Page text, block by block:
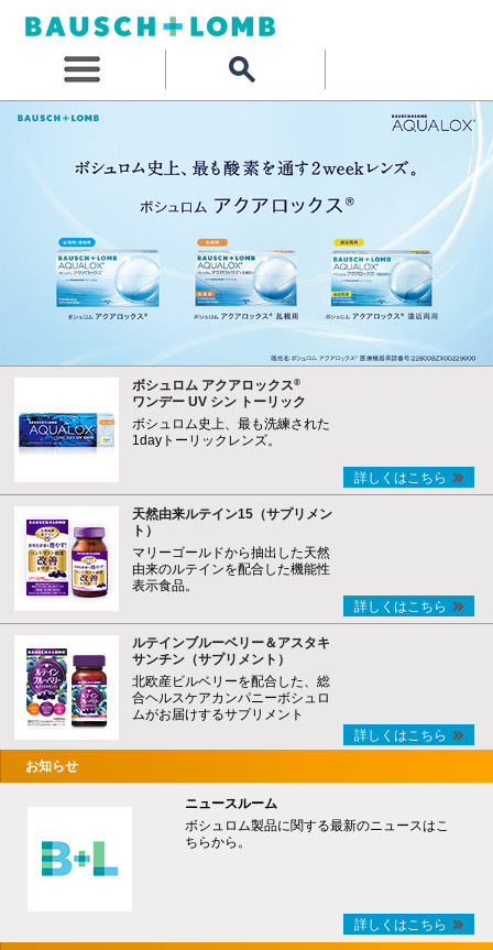
ボシュロム アクアロックス®
ワンデー UV シン トーリック
ボシュロム史上、最も洗練された
1dayトーリックレンズ。
詳しくはこちら
天然由来ルテイン15（サプリメン
ト）
マリーゴールドから抽出した天然
由来のルテインを配合した機能性
表示食品。
詳しくはこちら
ルテインブルーベリー＆アスタキ
サンチン（サプリメント）
北欧産ビルベリーを配合した、総
合ヘルスケアカンパニーボシュロ
ムがお届けするサプリメント
詳しくはこちら
お知らせ
ニュースルーム
ボシュロム製品に関する最新のニュースはこ
ちらから。
詳しくはこちら